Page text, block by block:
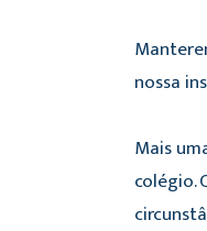
nossa
Mais
colégio.